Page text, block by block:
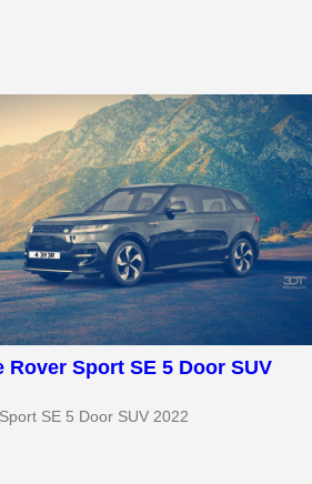
Rover Sport SE 5 Door SUV
SE 5 Door SUV 2022